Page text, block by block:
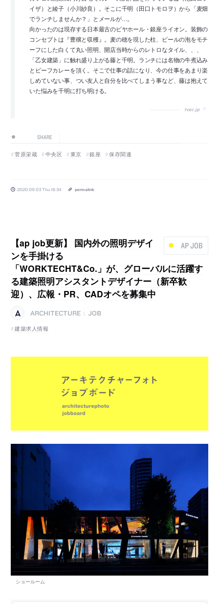
イザ）と綾子（小川紗良）。そこに千明（田口トモロヲ）から「麦畑
でランチしませんか？」とメールが…。
向かったのは現存する日本最古のビヤホール・銀座ライオン。装飾の
コンセプトは『豊穣と収穫』。麦の穂を現した柱、ビールの泡をモチ
ーフにした白くて丸い照明、開店当時からのレトロなタイル、、、
「乙女建築」に触れ盛り上がる藤と千明。ランチには名物の牛煮込み
とビーフカレーを頂く。そこで仕事の話になり、今の仕事をあまり楽
しめていない事、つい友人と自分を比べてしまう事など、藤は抱えて
いた悩みを千明に打ち明ける。
tver.jp
SHARE
菅原栄蔵 中央区 東京 銀座 保存関連
2020.09.03 Thu 18:34 permalink
AP JOB
【ap job更新】 国内外の照明デザイ
ンを手掛ける
「WORKTECHT&Co.」が、グローバルに活躍す
る建築照明アシスタントデザイナー（新卒歓
迎）、広報・PR、CADオペを募集中
ARCHITECTURE
JOB
建築求人情報